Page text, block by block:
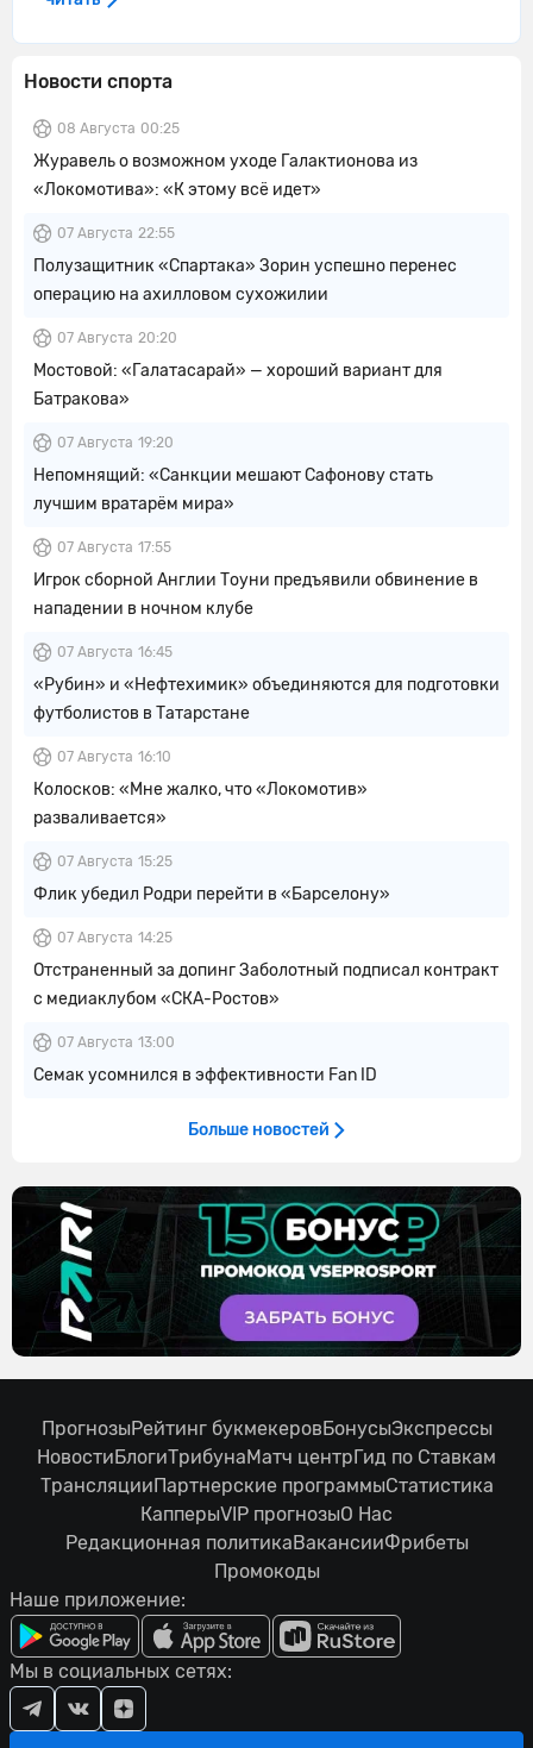
Новости спорта
08 Августа 00:25
Журавель о возможном уходе Галактионова из
«Локомотива»: «К этому всё идет»
07 Августа 22:55
Полузащитник «Спартака» Зорин успешно перенес
операцию на ахилловом сухожилии
07 Августа 20:20
Мостовой: «Галатасарай» — хороший вариант для
Батракова»
07 Августа 19:20
Непомнящий: «Санкции мешают Сафонову стать
лучшим вратарём мира»
07 Августа 17:55
Игрок сборной Англии Тоуни предъявили обвинение в
нападении в ночном клубе
07 Августа 16:45
«Рубин» и «Нефтехимик» объединяются для подготовки
футболистов в Татарстане
07 Августа 16:10
Колосков: «Мне жалко, что «Локомотив»
разваливается»
07 Августа 15:25
Флик убедил Родри перейти в «Барселону»
07 Августа 14:25
Отстраненный за допинг Заболотный подписал контракт
с медиаклубом «СКА-Ростов»
07 Августа 13:00
Семак усомнился в эффективности Fan ID
Больше новостей
ПрогнозыРейтинг букмекеровБонусыЭкспрессы
НовостиБлогиТрибунаМатч центрГид по Ставкам
ТрансляцииПартнерские программыСтатистика
КапперыVIP прогнозыО Нас
Редакционная политикаВакансииФрибеты
Промокоды
Наше приложение:
Мы в социальных сетях: